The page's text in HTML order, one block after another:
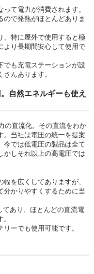
て電力が消費されます。
で発熱がほとんどありま
、特に屋外で使用すると極
より長期間安心して使用で
でも充電ステーションが設
んあります。
自然エネルギーも使え
の直流化。その直流をわか
。当社は電圧の統一を提案
今では低電圧の製品は全て
かしそれ以上の高電圧では
を広くしてありますが、
分かりやすくするために当
あり、ほとんどの直流電
ーでも使用可能です。